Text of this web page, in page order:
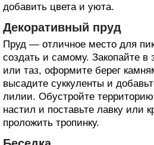
добавить цвета и уюта.
Декоративный пруд
Пруд — отличное место для
создать и самому. Закопайте
или таз, оформите берег
высадите суккуленты и
лилии. Обустройте
настил и поставьте лавку или
проложить тропинку.